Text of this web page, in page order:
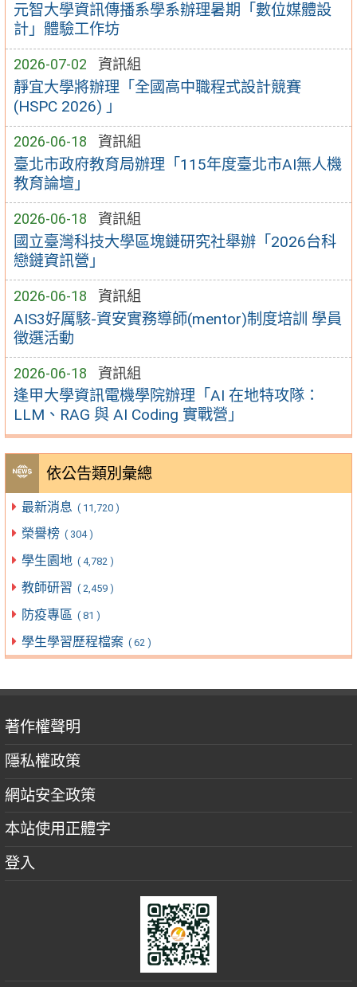
元智大學資訊傳播系學系辦理暑期「數位媒體設
計」體驗工作坊
2026-07-02 資訊組
靜宜大學將辦理「全國高中職程式設計競賽
(HSPC 2026) 」
2026-06-18 資訊組
臺北市政府教育局辦理「115年度臺北市AI無人機
教育論壇」
2026-06-18 資訊組
國立臺灣科技大學區塊鏈研究社舉辦「2026台科
戀鏈資訊營」
2026-06-18 資訊組
AIS3好厲駭-資安實務導師(mentor)制度培訓 學員
徵選活動
2026-06-18 資訊組
逢甲大學資訊電機學院辦理「AI 在地特攻隊：
LLM、RAG 與 AI Coding 實戰營」
依公告類別彙總
最新消息 ( 11,720 )
榮譽榜 ( 304 )
學生園地 ( 4,782 )
教師研習 ( 2,459 )
防疫專區 ( 81 )
學生學習歷程檔案 ( 62 )
著作權聲明
隱私權政策
網站安全政策
本站使用正體字
登入